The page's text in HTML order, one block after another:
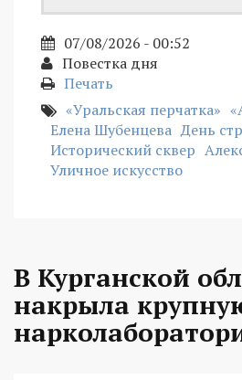
07/08/2026 - 00:52
Повестка дня
Печать
«Уральская перчатка»
Елена Шубенцева День
Исторический сквер
Уличное искусство
В Курганской
накрыла